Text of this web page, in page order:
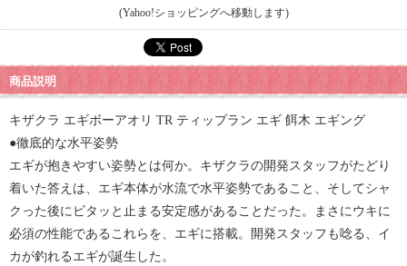
(Yahoo!ショッピングへ移動します)
商品説明
キザクラ エギボーアオリ TR ティップラン エギ 餌木 エギング
●徹底的な水平姿勢
エギが抱きやすい姿勢とは何か。キザクラの開発スタッフがたどり
着いた答えは、エギ本体が水流で水平姿勢であること、そしてシャ
クった後にビタッと止まる安定感があることだった。まさにウキに
必須の性能であるこれらを、エギに搭載。開発スタッフも唸る、イ
カが釣れるエギが誕生した。